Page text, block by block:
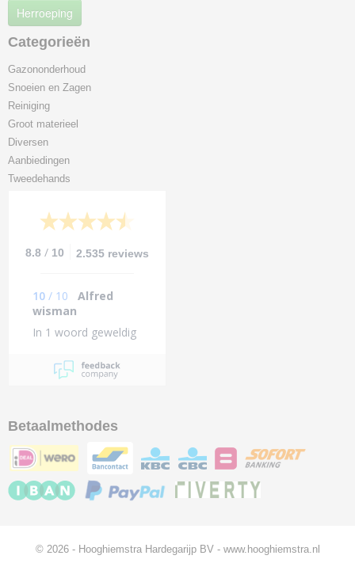
Herroeping
Categorieën
Gazononderhoud
Snoeien en Zagen
Reiniging
Groot materieel
Diversen
Aanbiedingen
Tweedehands
8.8 / 10 2.535 reviews
10 / 10
Alfred
wisman
In 1 woord geweldig
Betaalmethodes
© 2026 - Hooghiemstra Hardegarijp BV - www.hooghiemstra.nl